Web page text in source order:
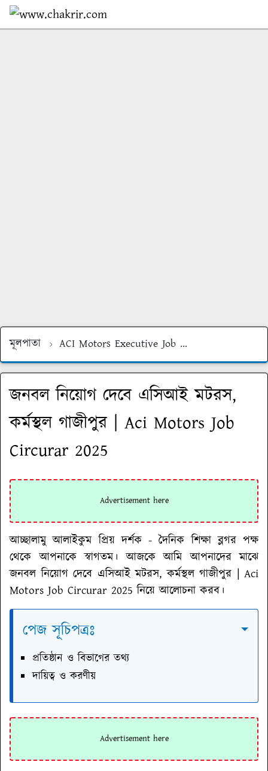
মূলপাতা ACI Motors Executive Job
জনবল নিয়োগ দেবে এসিআই মটরস,
কর্মস্থল গাজীপুর | Aci Motors Job
Circurar 2025
আচ্ছালামু আলাইকুম প্রিয় দর্শক - দৈনিক শিক্ষা ব্লগর পক্ষ
থেকে আপনাকে স্বাগতম। আজকে আমি আপনাদের মাঝে
জনবল নিয়োগ দেবে এসিআই মটরস, কর্মস্থল গাজীপুর | Aci
Motors Job Circurar 2025 নিয়ে আলোচনা করব।
পেজ সূচিপত্রঃ
প্রতিষ্ঠান ও বিভাগের তথ্য
দায়িত্ব ও করণীয়